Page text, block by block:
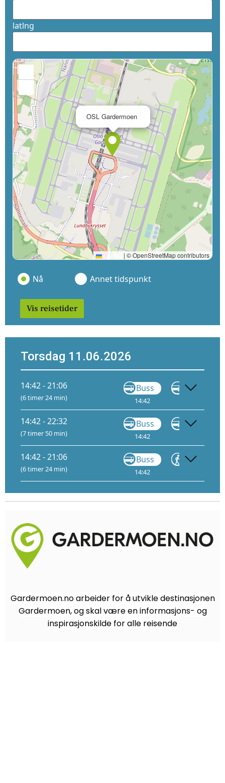
latlng
OSL Gardermoen
Leaflet | © OpenStreetMap contributors
Nå Annet tidspunkt
Vis reisetider
Torsdag 11.06.2026
14:42 - 21:06
(6 timer 24 min)
Buss
14:42
Buss
14:42 - 22:32
(7 timer 50 min)
Buss
14:42
VY710
14:42 - 21:06
(6 timer 24 min)
Buss
14:42
Gå
Gardermoen.no arbeider for å utvikle destinasjonen
Gardermoen, og skal være en informasjons- og
inspirasjonskilde for alle reisende